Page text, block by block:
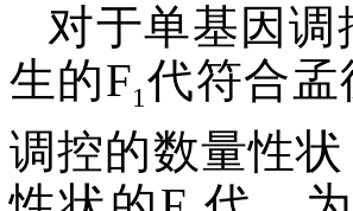
对于单基因
生的F1 代符合
调控的数量性